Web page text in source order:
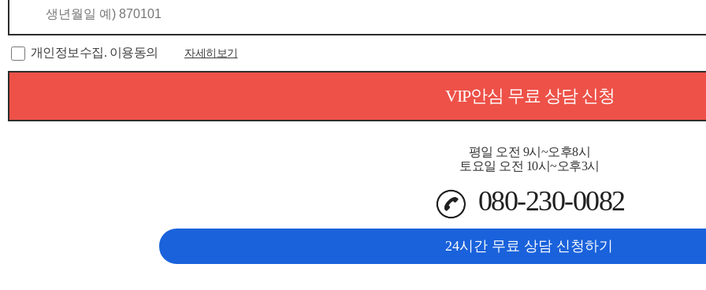
개인정보수집. 이용동의 자세히보기
VIP안심 무료 상담 신청
평일 오전 9시~오후8시
토요일 오전 10시~오후3시
080-230-0082
24시간 무료 상담 신청하기